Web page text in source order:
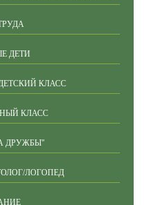
ДЕТИ
КЛАСС
КЛАСС
ДРУЖБЫ"
ЛОГОПЕД